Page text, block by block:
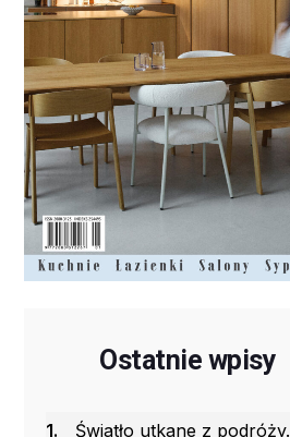
Ostatnie wpisy
1.
Światło utkane z podróży.